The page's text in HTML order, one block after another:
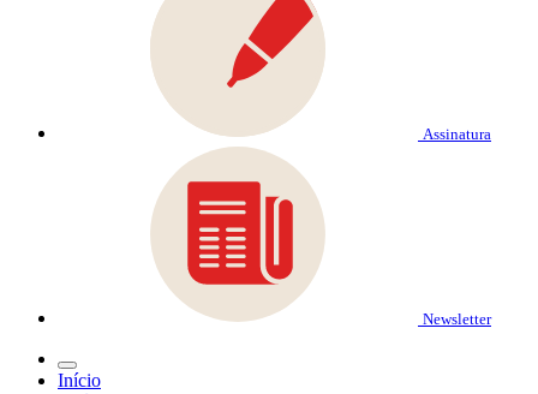
Assinatura
Newsletter
Início